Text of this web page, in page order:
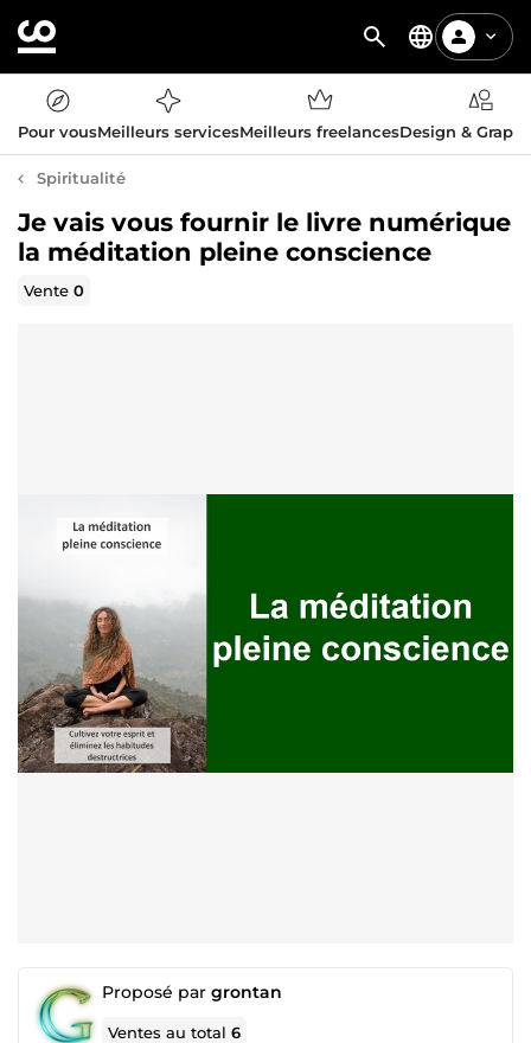
Pour vousMeilleurs servicesMeilleurs freelancesDesign &
Spiritualité
Je vais vous fournir le livre numérique
la méditation pleine conscience
Vente0
Proposé par grontan
Ventes au total6